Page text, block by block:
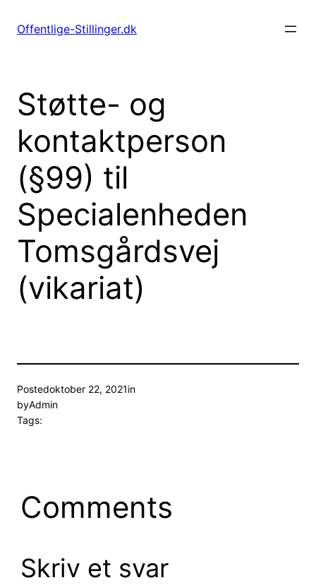
Offentlige-Stillinger.dk
Støtte- og
kontaktperson
(§99) til
Specialenheden
Tomsgårdsvej
(vikariat)
Postedoktober 22, 2021in
byAdmin
Tags:
Comments
Skriv et svar